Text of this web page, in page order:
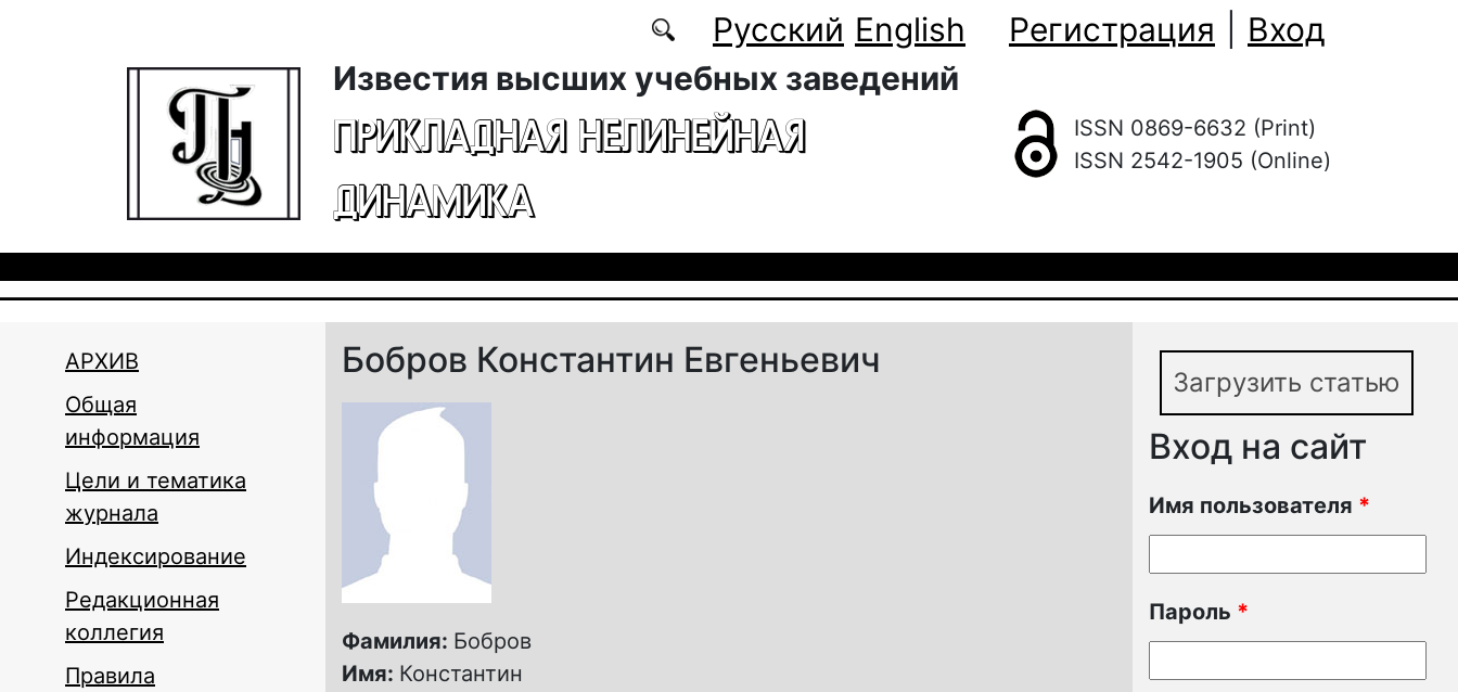
Русский English Регистрация
Вход
Известия высших учебных заведений
ПРИКЛАДНАЯ НЕЛИНЕЙНАЯ
ДИНАМИКА
ISSN 0869-6632 (Print)
ISSN 2542-1905 (Online)
АРХИВ
Общая
информация
Цели и тематика
журнала
Индексирование
Редакционная
коллегия
Правила
Бобров Константин Евгеньевич
Фамилия: Бобров
Имя: Константин
Загрузить статью
Вход на сайт
Имя пользователя *
Пароль *